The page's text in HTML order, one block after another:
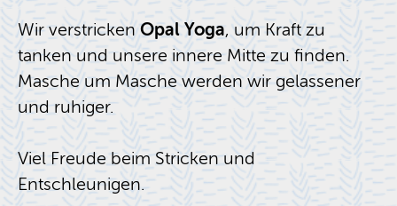
Wir verstrickenOpal Yoga, um Kraft zu
tanken und unsere innere Mitte zu finden.
Masche um Masche werden wir gelassener
und ruhiger.
Viel Freude beim Stricken und
Entschleunigen.